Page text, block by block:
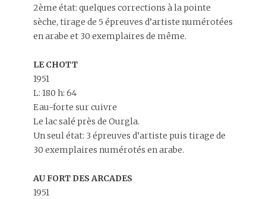
2ème état: quelques corrections à la pointe
sèche, tirage de 5 épreuves d’artiste numérotées
en arabe et 30 exemplaires de même.
LE CHOTT
1951
L: 180 h: 64
Eau-forte sur cuivre
Le lac salé près de Ourgla.
Un seul état: 3 épreuves d’artiste puis tirage de
30 exemplaires numérotés en arabe.
AU FORT DES ARCADES
1951